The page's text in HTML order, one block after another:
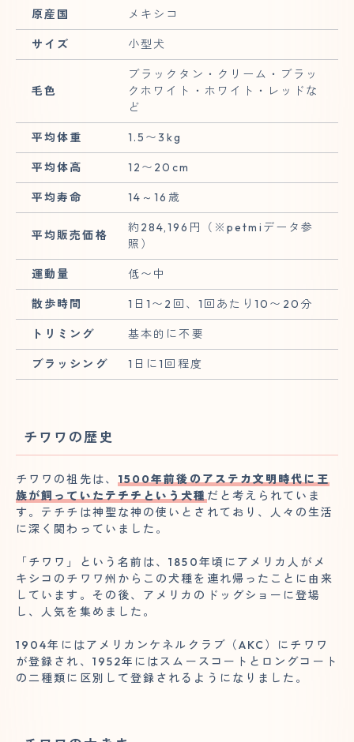
原産国 メキシコ
サイズ 小型犬
毛色
ブラックタン・クリーム・ブラッ
クホワイト・ホワイト・レッドな
ど
平均体重 1.5〜3kg
平均体高 12〜20cm
平均寿命 14～16歳
平均販売価格
約284,196円（※petmiデータ参
照）
運動量 低〜中
散歩時間 1日1〜2回、1回あたり10〜20分
トリミング 基本的に不要
ブラッシング 1日に1回程度
チワワの歴史
チワワの祖先は、 1500年前後のアステカ文明時代に王
族が飼っていたテチチという犬種 だと考えられていま
す。テチチは神聖な神の使いとされており、人々の生活
に深く関わっていました。
「チワワ」という名前は、1850年頃にアメリカ人がメ
キシコのチワワ州からこの犬種を連れ帰ったことに由来
しています。その後、アメリカのドッグショーに登場
し、人気を集めました。
1904年にはアメリカンケネルクラブ（AKC）にチワワ
が登録され、1952年にはスムースコートとロングコート
の二種類に区別して登録されるようになりました。